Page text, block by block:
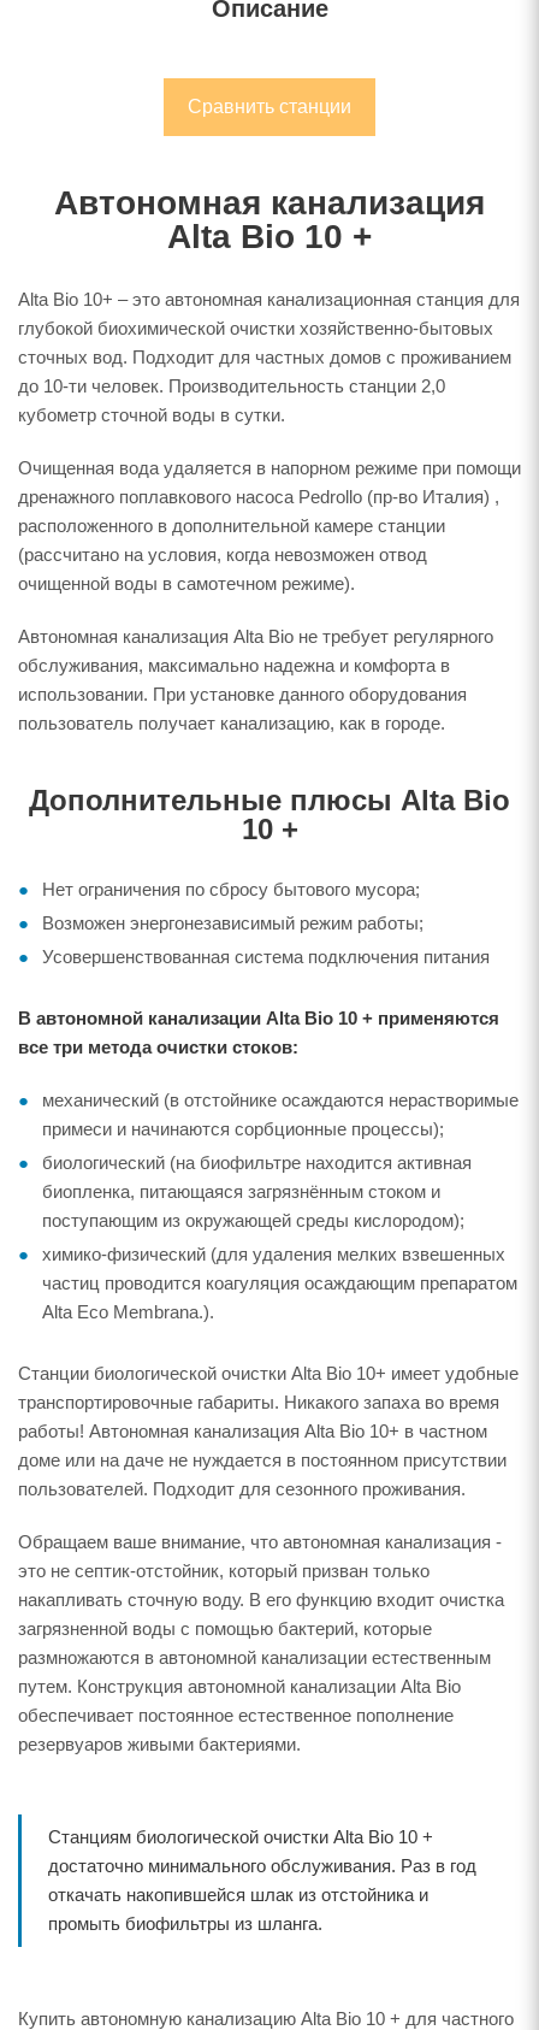
Описание
Сравнить станции
Автономная канализация
Alta Bio 10 +
Alta Bio 10+ – это автономная канализационная станция для
глубокой биохимической очистки хозяйственно-бытовых
сточных вод. Подходит для частных домов с проживанием
до 10-ти человек. Производительность станции 2,0
кубометр сточной воды в сутки.
Очищенная вода удаляется в напорном режиме при помощи
дренажного поплавкового насоса Pedrollo (пр-во Италия) ,
расположенного в дополнительной камере станции
(рассчитано на условия, когда невозможен отвод
очищенной воды в самотечном режиме).
Автономная канализация Alta Bio не требует регулярного
обслуживания, максимально надежна и комфорта в
использовании. При установке данного оборудования
пользователь получает канализацию, как в городе.
Дополнительные плюсы Alta Bio
10 +
Нет ограничения по сбросу бытового мусора;
Возможен энергонезависимый режим работы;
Усовершенствованная система подключения питания
В автономной канализации Alta Bio 10 + применяются
все три метода очистки стоков:
механический (в отстойнике осаждаются нерастворимые
примеси и начинаются сорбционные процессы);
биологический (на биофильтре находится активная
биопленка, питающаяся загрязнённым стоком и
поступающим из окружающей среды кислородом);
химико-физический (для удаления мелких взвешенных
частиц проводится коагуляция осаждающим препаратом
Alta Eco Membrana.).
Станции биологической очистки Alta Bio 10+ имеет удобные
транспортировочные габариты. Никакого запаха во время
работы! Автономная канализация Alta Bio 10+ в частном
доме или на даче не нуждается в постоянном присутствии
пользователей. Подходит для сезонного проживания.
Обращаем ваше внимание, что автономная канализация -
это не септик-отстойник, который призван только
накапливать сточную воду. В его функцию входит очистка
загрязненной воды с помощью бактерий, которые
размножаются в автономной канализации естественным
путем. Конструкция автономной канализации Alta Bio
обеспечивает постоянное естественное пополнение
резервуаров живыми бактериями.
Станциям биологической очистки Alta Bio 10 +
достаточно минимального обслуживания. Раз в год
откачать накопившейся шлак из отстойника и
промыть биофильтры из шланга.
Купить автономную канализацию Alta Bio 10 + для частного